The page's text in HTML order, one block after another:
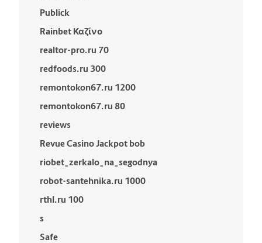
Publick
Rainbet Καζίνο
realtor-pro.ru 70
redfoods.ru 300
remontokon67.ru 1200
remontokon67.ru 80
reviews
Revue Casino Jackpot bob
riobet_zerkalo_na_segodnya
robot-santehnika.ru 1000
rthl.ru 100
s
Safe